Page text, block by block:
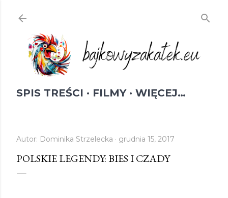
SPIS TREŚCI FILMY WIĘCEJ…
Autor: Dominika Strzelecka grudnia 15, 2017
POLSKIE LEGENDY: BIES I CZADY